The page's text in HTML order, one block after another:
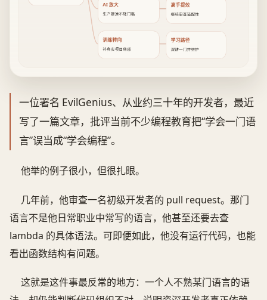
AI 放大
生产提速不降门槛
高手提效
继续审查适配性
训练转向
补真实项目痛感
学习路径
深耕一门并维护
一位署名 EvilGenius、从业约三十年的开发者，最近
写了一篇文章，批评当前不少编程教育把“学会一门语
言”误当成“学会编程”。
他举的例子很小，但很扎眼。
几年前，他审查一名初级开发者的 pull request。那门
语言不是他日常职业中常写的语言，他甚至还要去查
lambda 的具体语法。可即便如此，他没有运行代码，也能
看出函数结构有问题。
这就是这件事最反常的地方：一个人不熟某门语言的语